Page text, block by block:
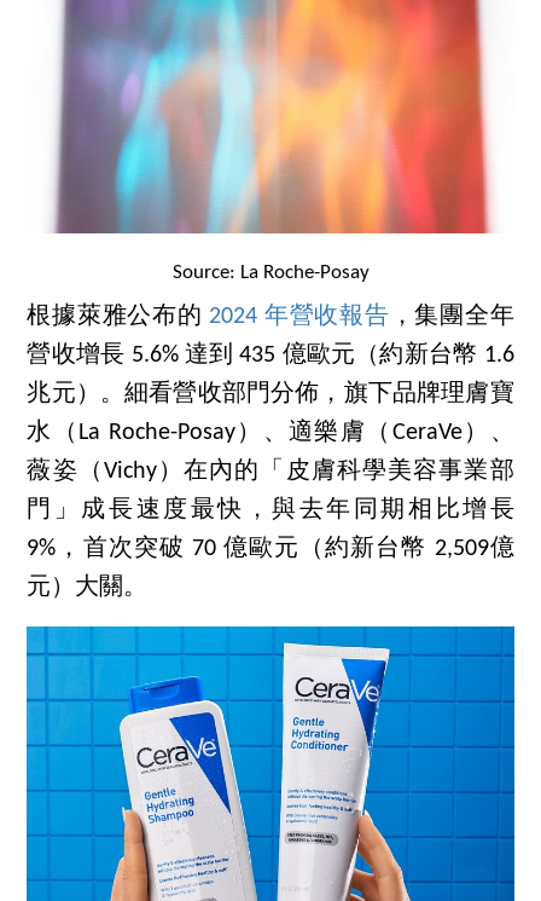
Source: La Roche-Posay
根據萊雅公布的 2024 年營收報告 ，集團全年
營收增長 5.6% 達到 435 億歐元（約新台幣 1.6
兆元）。細看營收部門分佈，旗下品牌理膚寶
水（La Roche-Posay）、適樂膚（CeraVe）、
薇姿（Vichy）在內的「皮膚科學美容事業部
門」成長速度最快，與去年同期相比增長
9%，首次突破 70 億歐元（約新台幣 2,509億
元）大關。